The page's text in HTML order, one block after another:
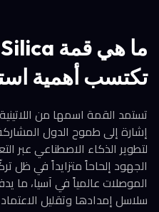
تكتسب أهمية
تستمد القمة اسمها من
إشارة إلى طموح الدول
لتطوير الذكاء الاصطناعي عبر
الموصلات عالمياً في آسيا، ما
سلاسل إمدادها وتقليل